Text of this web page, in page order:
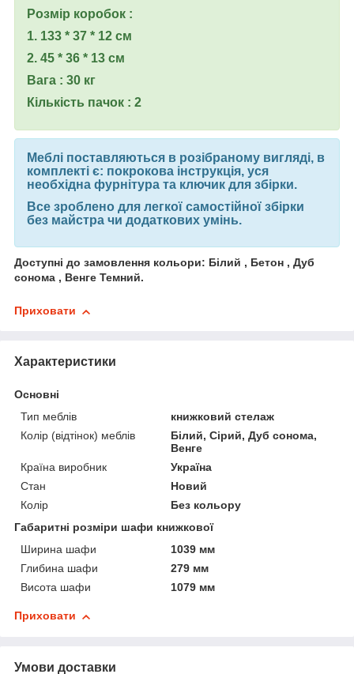
Розмір коробок :
1. 133 * 37 * 12 см
2. 45 * 36 * 13 см
Вага : 30 кг
Кількість пачок : 2
Меблі поставляються в розібраному вигляді, в
комплекті є: покрокова інструкція, уся
необхідна фурнітура та ключик для збірки.
Все зроблено для легкої самостійної збірки
без майстра чи додаткових умінь.
Доступні до замовлення кольори: Білий , Бетон , Дуб
сонома , Венге Темний.
Приховати
Характеристики
Основні
Тип меблів
книжковий стелаж
Колір (відтінок) меблів
Білий, Сірий, Дуб сонома,
Венге
Країна виробник
Україна
Стан
Новий
Колір
Без кольору
Габаритні розміри шафи книжкової
Ширина шафи
1039 мм
Глибина шафи
279 мм
Висота шафи
1079 мм
Приховати
Умови доставки